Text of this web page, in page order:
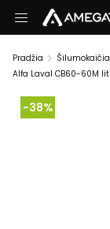
Pradžia
Alfa Laval CB60-60M
-38%